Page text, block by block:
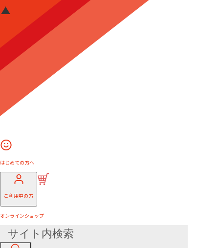
はじめての方へ
ご利用中の方
オンラインショップ